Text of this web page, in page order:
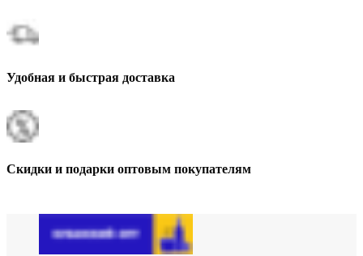
Удобная и быстрая доставка
Скидки и подарки оптовым покупателям